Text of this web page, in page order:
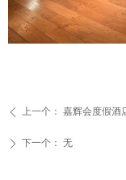
ꄴ 上一个： 嘉辉会度假酒
ꄲ 下一个： 无